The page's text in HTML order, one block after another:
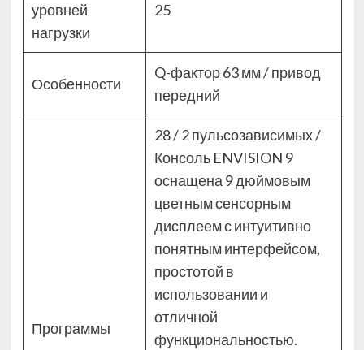
уровней
нагрузки
25
Особенности
Q-фактор 63 мм / привод
передний
Программы
28 / 2 пульсозависимых /
Консоль ENVISION 9
оснащена 9 дюймовым
цветным сенсорным
дисплеем с интуитивно
понятным интерфейсом,
простотой в
использовании и
отличной
функциональностью.